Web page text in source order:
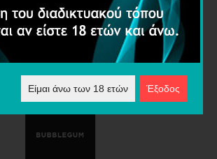
Είμαι άνω των 18 ετών Έξοδος